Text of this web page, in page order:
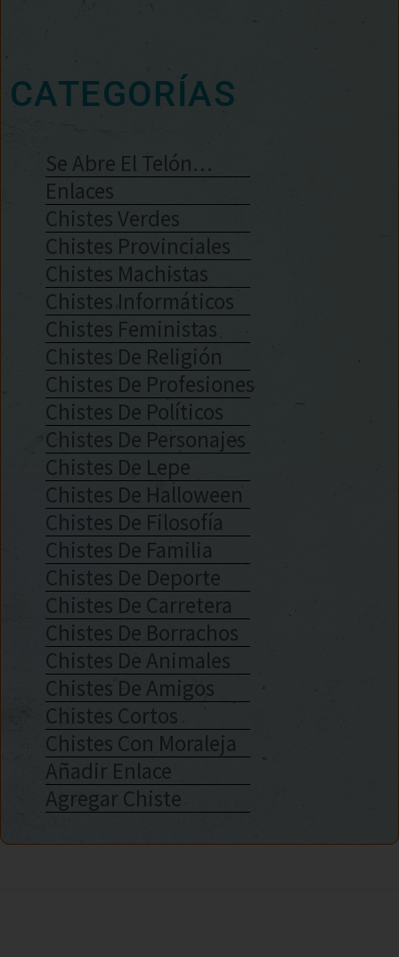
CATEGORÍAS
Se Abre El Telón…
Enlaces
Chistes Verdes
Chistes Provinciales
Chistes Machistas
Chistes Informáticos
Chistes Feministas
Chistes De Religión
Chistes De Profesiones
Chistes De Políticos
Chistes De Personajes
Chistes De Lepe
Chistes De Halloween
Chistes De Filosofía
Chistes De Familia
Chistes De Deporte
Chistes De Carretera
Chistes De Borrachos
Chistes De Animales
Chistes De Amigos
Chistes Cortos
Chistes Con Moraleja
Añadir Enlace
Agregar Chiste